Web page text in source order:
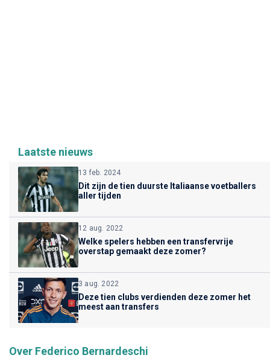
Laatste nieuws
13 feb. 2024
Dit zijn de tien duurste Italiaanse voetballers
aller tijden
12 aug. 2022
Welke spelers hebben een transfervrije
overstap gemaakt deze zomer?
3 aug. 2022
Deze tien clubs verdienden deze zomer het
meest aan transfers
Over Federico Bernardeschi